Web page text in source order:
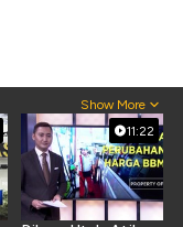
Show More
11:22